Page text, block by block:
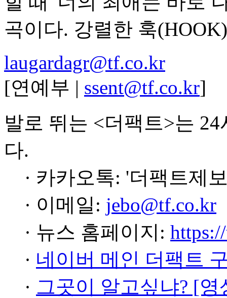
곡이다. 강렬한 훅
laugardagr@tf.co.kr
[연예부 | ssent@tf.co.kr]
발로 뛰는 <더팩트>는
다.
· 카카오톡: '더팩트제
· 이메일: jebo@tf.co.kr
· 뉴스 홈페이지:
· 네이버 메인 더팩트
· 그곳이 알고싶냐? [